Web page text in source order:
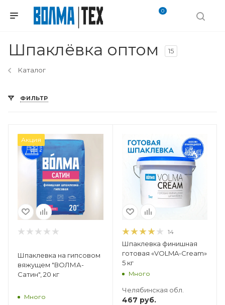
0
Шпаклёвка оптом 15
Каталог
ФИЛЬТР
Акция
Шпаклевка на гипсовом
вяжущем "ВОЛМА-
Сатин", 20 кг
Много
Вес, кг
5 кг
14
Шпаклевка финишная
готовая «VOLMA-Cream»
5 кг
Много
Челябинская обл.
467 руб.